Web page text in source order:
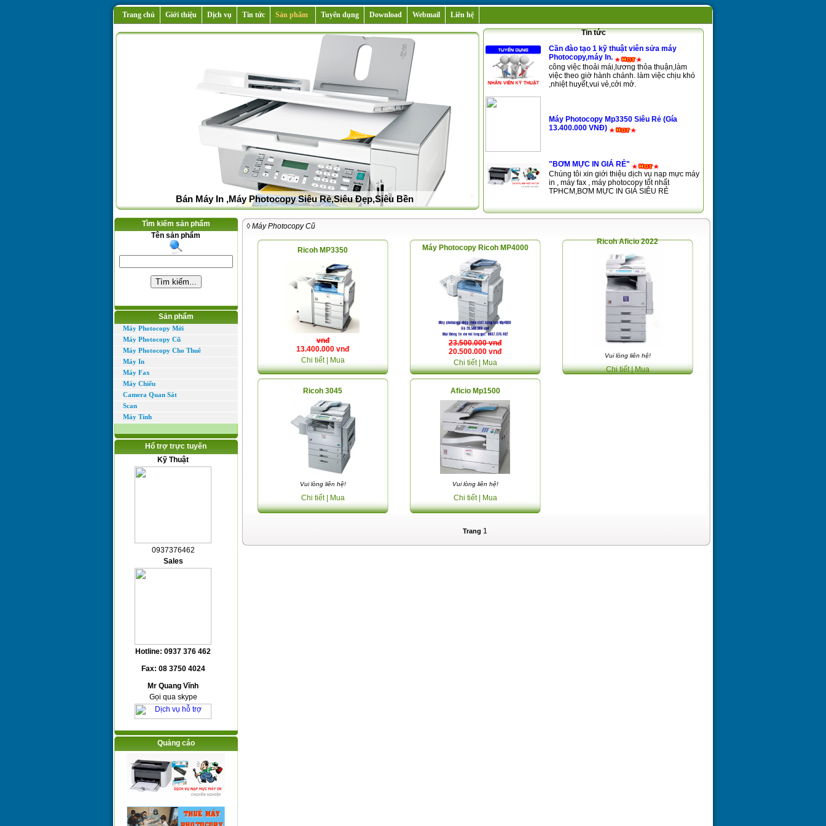
Trang chủ Giới thiệu Dịch vụ Tin tức Sản phẩm Tuyển dụng Download Webmail Liên hệ
Bán Máy In ,Máy Photocopy Siêu Rẻ,Siêu Đẹp,Siêu Bền
Tin tức
Cần đào tạo 1 kỹ thuật viên sửa máy
Photocopy,máy In.
công việc thoải mái,lương thỏa thuận,làm
việc theo giờ hành chánh. làm việc chịu khó
,nhiệt huyết,vui vẻ,cởi mở.
Máy Photocopy Mp3350 Siêu Rẻ (Gía
13.400.000 VNĐ)
"BƠM MỰC IN GIÁ RẺ"
Chúng tôi xin giới thiệu dịch vụ nạp mực máy
in , máy fax , máy photocopy tốt nhất
TPHCM,BƠM MỰC IN GIÁ SIÊU RẺ
Tìm kiếm sản phẩm
Tên sản phẩm
Sản phẩm
Máy Photocopy Mới
Máy Photocopy Cũ
Máy Photocopy Cho Thuê
Máy In
Máy Fax
Máy Chiếu
Camera Quan Sát
Scan
Máy Tính
Hổ trợ trực tuyến
Kỹ Thuật
0937376462
Sales
Hotline: 0937 376 462
Fax: 08 3750 4024
Mr Quang Vĩnh
Gọi qua skype
Quảng cáo
◊ Máy Photocopy Cũ
Ricoh MP3350
vnđ
13.400.000 vnđ
Chi tiết
| Mua
Máy Photocopy Ricoh MP4000
23.500.000 vnđ
20.500.000 vnđ
Chi tiết
| Mua
Ricoh Aficio 2022
Vui lòng liên hệ!
Chi tiết | Mua
Ricoh 3045
Vui lòng liên hệ!
Chi tiết | Mua
Aficio Mp1500
Vui lòng liên hệ!
Chi tiết | Mua
Trang 1